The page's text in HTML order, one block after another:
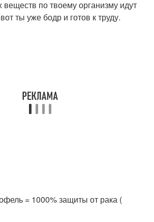
по твоему организму идут
ты уже бодр и готов к труду.
= 1000% защиты от рака (